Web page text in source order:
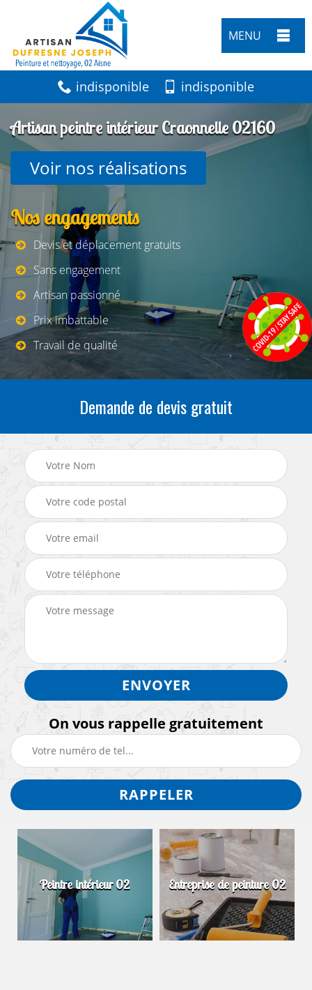
MENU
indisponible indisponible
Artisan peintre intérieur Craonnelle 02160
Voir nos réalisations
Nos engagements
Devis et déplacement gratuits
Sans engagement
Artisan passionné
Prix imbattable
Travail de qualité
Demande de devis gratuit
On vous rappelle gratuitement
Peintre intérieur 02 Entreprise de peinture 02